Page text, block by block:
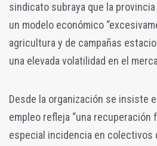
sindicato subraya que la
un modelo económico
agricultura y de campañas
una elevada volatilidad en el
Desde la organización se insiste
empleo refleja “una recuperación
especial incidencia en colectivos